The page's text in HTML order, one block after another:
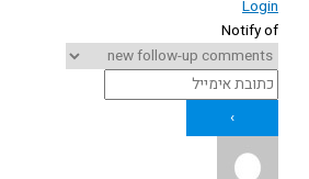
Notify